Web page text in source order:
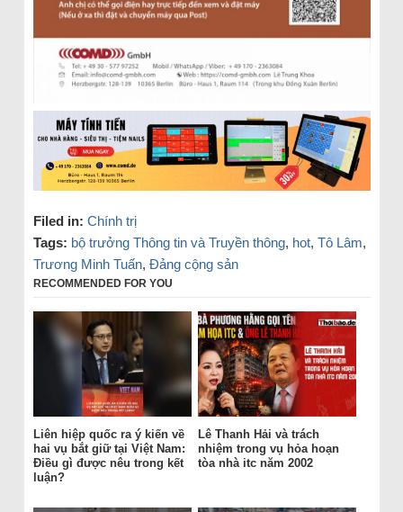
Filed in: Chính trị
Tags: bộ trưởng Thông tin và Truyền thông, hot, Tô Lâm,
Trương Minh Tuấn, Đảng cộng sản
RECOMMENDED FOR YOU
Liên hiệp quốc ra ý kiến về
hai vụ bắt giữ tại Việt Nam:
Điều gì được nêu trong kết
luận?
Lê Thanh Hải và trách
nhiệm trong vụ hỏa hoạn
tòa nhà itc năm 2002